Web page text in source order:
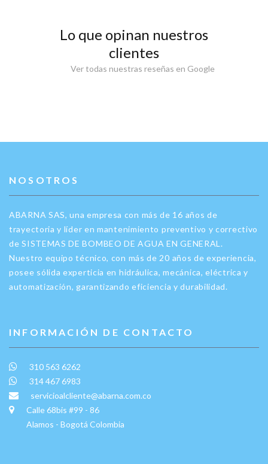
Lo que opinan nuestros
clientes
Ver todas nuestras reseñas en Google
NOSOTROS
ABARNA SAS, una empresa con más de 16 años de
trayectoria y líder en mantenimiento preventivo y correctivo
de SISTEMAS DE BOMBEO DE AGUA EN GENERAL.
Nuestro equipo técnico, con más de 20 años de experiencia,
posee sólida experticia en hidráulica, mecánica, eléctrica y
automatización, garantizando eficiencia y durabilidad.
INFORMACIÓN DE CONTACTO
310 563 6262
314 467 6983
servicioalcliente@abarna.com.co
Calle 68bis #99 - 86
Alamos - Bogotá Colombia